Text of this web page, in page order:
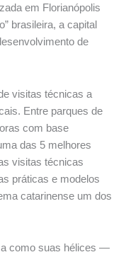
em Florianópolis
brasileira, a capital
de
visitas técnicas a
Entre parques de
com base
das 5 melhores
visitas técnicas
práticas e modelos
catarinense um dos
como suas hélices —